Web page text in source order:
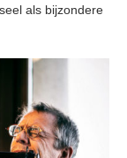
als bijzondere